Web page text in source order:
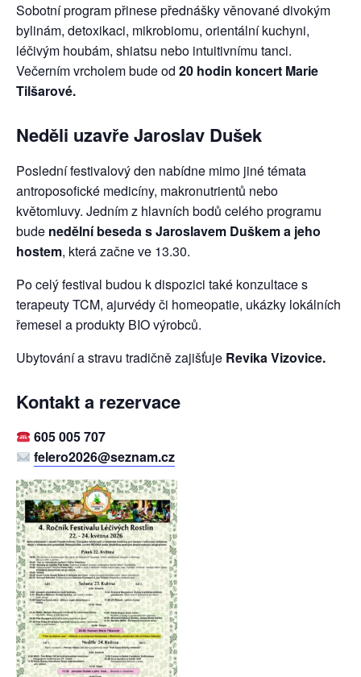
Sobotní program přinese přednášky věnované divokým
bylinám, detoxikaci, mikrobiomu, orientální kuchyni,
léčivým houbám, shiatsu nebo intuitivnímu tanci.
Večerním vrcholem bude od 20 hodin koncert Marie
Tilšarové.
Neděli uzavře Jaroslav Dušek
Poslední festivalový den nabídne mimo jiné témata
antroposofické medicíny, makronutrientů nebo
květomluvy. Jedním z hlavních bodů celého programu
bude nedělní beseda s Jaroslavem Duškem a jeho
hostem, která začne ve 13.30.
Po celý festival budou k dispozici také konzultace s
terapeuty TCM, ajurvédy či homeopatie, ukázky lokálních
řemesel a produkty BIO výrobců.
Ubytování a stravu tradičně zajišťuje Revika Vizovice.
Kontakt a rezervace
605 005 707
felero2026@seznam.cz